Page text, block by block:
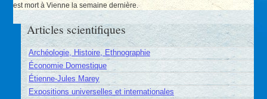
est mort à Vienne la semaine dernière.
Articles scientifiques
Archéologie, Histoire, Ethnographie
Économie Domestique
Étienne-Jules Marey
Expositions universelles et internationales